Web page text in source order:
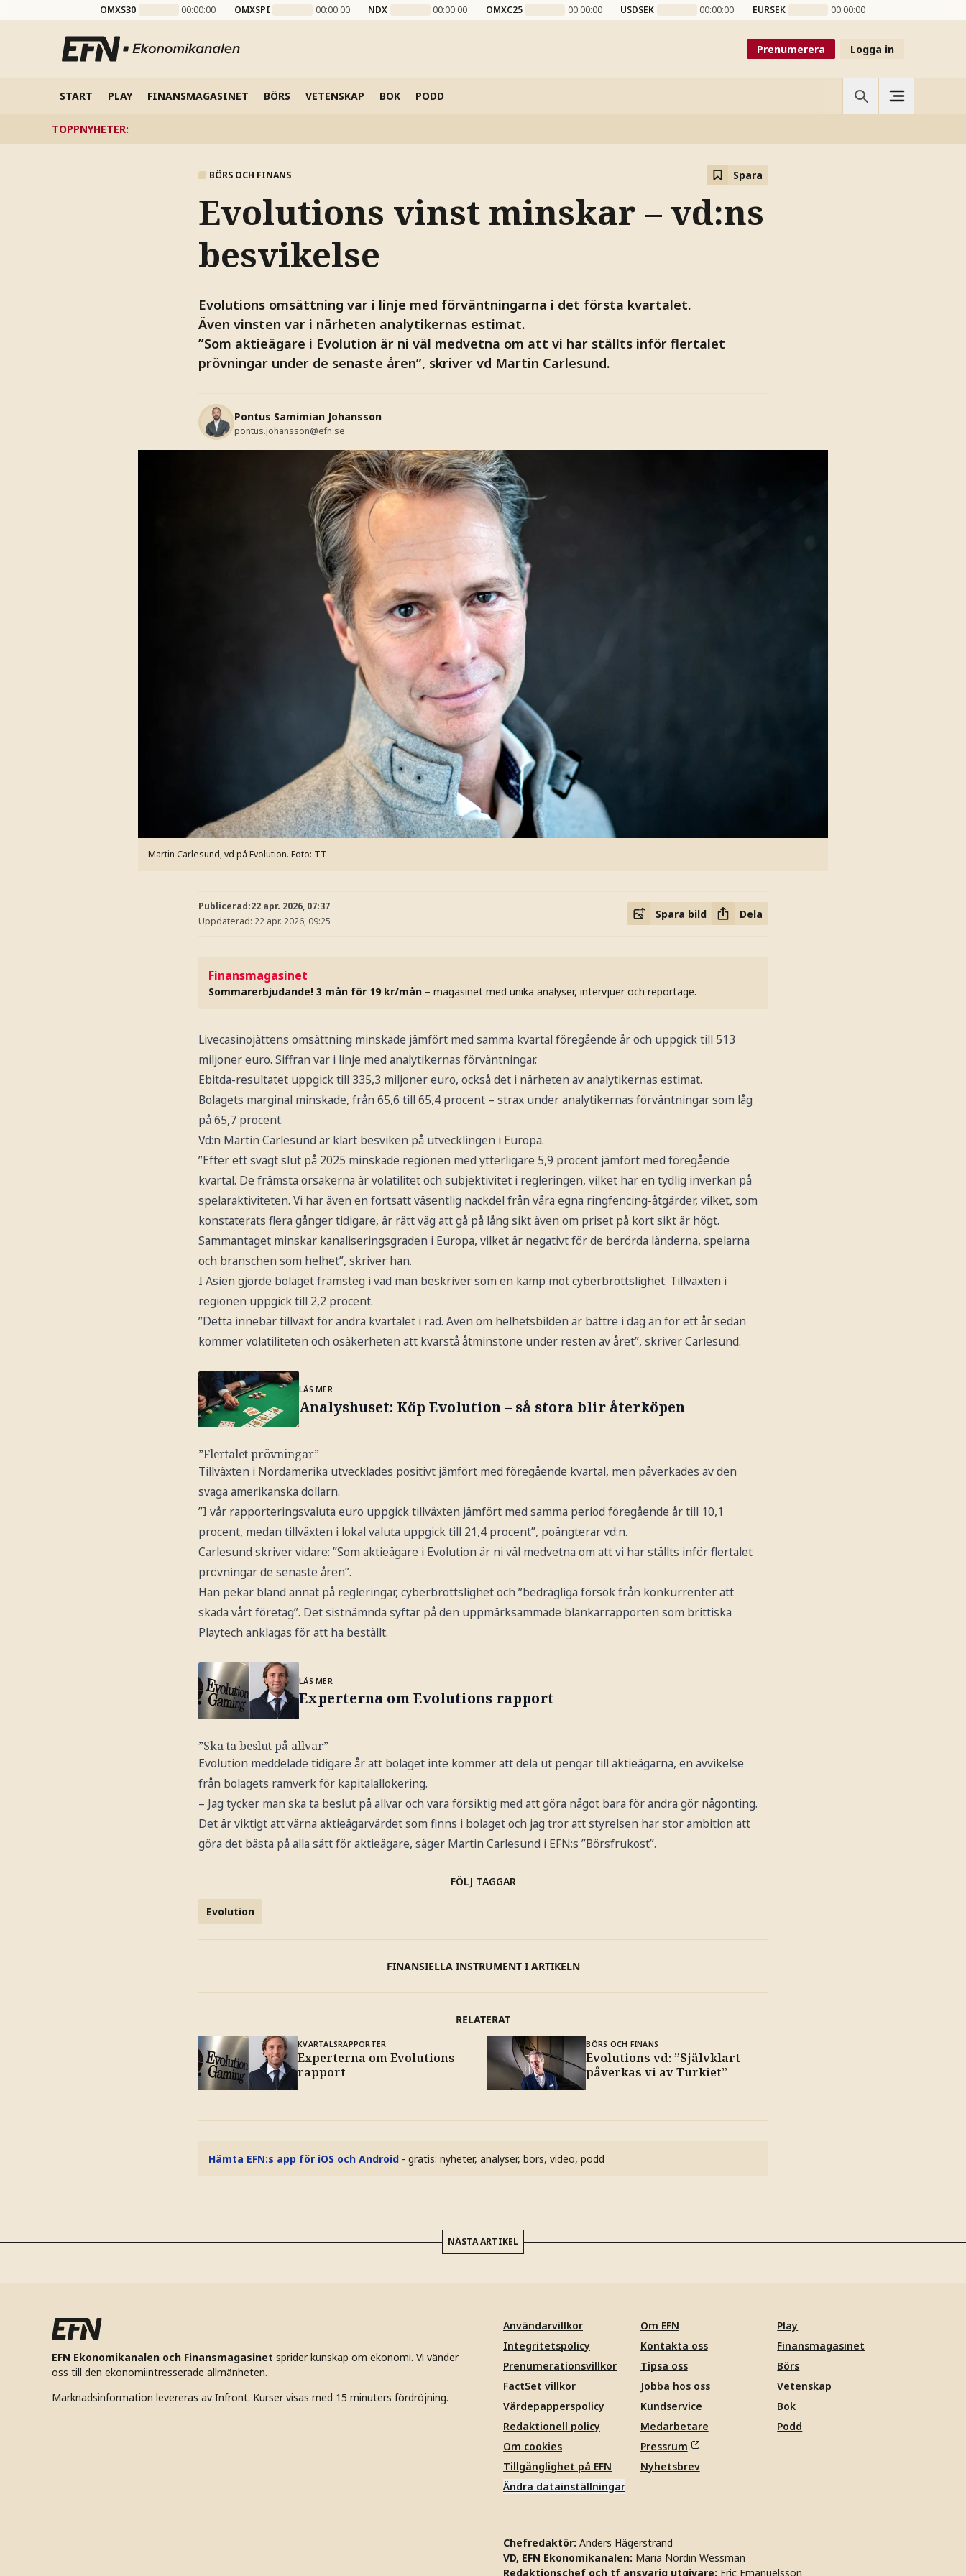
OMXS30 00:00:00 OMXSPI 00:00:00 NDX 00:00:00 OMXC25 00:00:00 USDSEK 00:00:00 EURSEK 00:00:00
Prenumerera Logga in
START PLAY FINANSMAGASINET BÖRS VETENSKAP BOK PODD
TOPPNYHETER:
BÖRS OCH FINANS Spara
Evolutions vinst minskar – vd:ns
besvikelse
Evolutions omsättning var i linje med förväntningarna i det första kvartalet.
Även vinsten var i närheten analytikernas estimat.
”Som aktieägare i Evolution är ni väl medvetna om att vi har ställts inför flertalet
prövningar under de senaste åren”, skriver vd Martin Carlesund.
Pontus Samimian Johansson
pontus.johansson@efn.se
Martin Carlesund, vd på Evolution. Foto: TT
Publicerad:22 apr. 2026, 07:37
Uppdaterad: 22 apr. 2026, 09:25
Spara bild Dela
Finansmagasinet
Sommarerbjudande! 3 mån för 19 kr/mån – magasinet med unika analyser, intervjuer och reportage.
Livecasinojättens omsättning minskade jämfört med samma kvartal föregående år och uppgick till 513
miljoner euro. Siffran var i linje med analytikernas förväntningar.
Ebitda-resultatet uppgick till 335,3 miljoner euro, också det i närheten av analytikernas estimat.
Bolagets marginal minskade, från 65,6 till 65,4 procent – strax under analytikernas förväntningar som låg
på 65,7 procent.
Vd:n Martin Carlesund är klart besviken på utvecklingen i Europa.
”Efter ett svagt slut på 2025 minskade regionen med ytterligare 5,9 procent jämfört med föregående
kvartal. De främsta orsakerna är volatilitet och subjektivitet i regleringen, vilket har en tydlig inverkan på
spelaraktiviteten. Vi har även en fortsatt väsentlig nackdel från våra egna ringfencing-åtgärder, vilket, som
konstaterats flera gånger tidigare, är rätt väg att gå på lång sikt även om priset på kort sikt är högt.
Sammantaget minskar kanaliseringsgraden i Europa, vilket är negativt för de berörda länderna, spelarna
och branschen som helhet”, skriver han.
I Asien gjorde bolaget framsteg i vad man beskriver som en kamp mot cyberbrottslighet. Tillväxten i
regionen uppgick till 2,2 procent.
”Detta innebär tillväxt för andra kvartalet i rad. Även om helhetsbilden är bättre i dag än för ett år sedan
kommer volatiliteten och osäkerheten att kvarstå åtminstone under resten av året”, skriver Carlesund.
LÄS MER
Analyshuset: Köp Evolution – så stora blir återköpen
”Flertalet prövningar”
Tillväxten i Nordamerika utvecklades positivt jämfört med föregående kvartal, men påverkades av den
svaga amerikanska dollarn.
”I vår rapporteringsvaluta euro uppgick tillväxten jämfört med samma period föregående år till 10,1
procent, medan tillväxten i lokal valuta uppgick till 21,4 procent”, poängterar vd:n.
Carlesund skriver vidare: ”Som aktieägare i Evolution är ni väl medvetna om att vi har ställts inför flertalet
prövningar de senaste åren”.
Han pekar bland annat på regleringar, cyberbrottslighet och ”bedrägliga försök från konkurrenter att
skada vårt företag”. Det sistnämnda syftar på den uppmärksammade blankarrapporten som brittiska
Playtech anklagas för att ha beställt.
LÄS MER
Experterna om Evolutions rapport
”Ska ta beslut på allvar”
Evolution meddelade tidigare år att bolaget inte kommer att dela ut pengar till aktieägarna, en avvikelse
från bolagets ramverk för kapitalallokering.
– Jag tycker man ska ta beslut på allvar och vara försiktig med att göra något bara för andra gör någonting.
Det är viktigt att värna aktieägarvärdet som finns i bolaget och jag tror att styrelsen har stor ambition att
göra det bästa på alla sätt för aktieägare, säger Martin Carlesund i EFN:s ”Börsfrukost”.
FÖLJ TAGGAR
Evolution
FINANSIELLA INSTRUMENT I ARTIKELN
RELATERAT
KVARTALSRAPPORTER
Experterna om Evolutions
rapport
BÖRS OCH FINANS
Evolutions vd: ”Självklart
påverkas vi av Turkiet”
Hämta EFN:s app för iOS och Android - gratis: nyheter, analyser, börs, video, podd
NÄSTA ARTIKEL
EFN Ekonomikanalen och Finansmagasinet sprider kunskap om ekonomi. Vi vänder
oss till den ekonomiintresserade allmänheten.
Marknadsinformation levereras av Infront. Kurser visas med 15 minuters fördröjning.
Användarvillkor
Integritetspolicy
Prenumerationsvillkor
FactSet villkor
Värdepapperspolicy
Redaktionell policy
Om cookies
Tillgänglighet på EFN
Ändra datainställningar
Om EFN
Kontakta oss
Tipsa oss
Jobba hos oss
Kundservice
Medarbetare
Pressrum
Nyhetsbrev
Play
Finansmagasinet
Börs
Vetenskap
Bok
Podd
Chefredaktör: Anders Hägerstrand
VD, EFN Ekonomikanalen: Maria Nordin Wessman
Redaktionschef och tf ansvarig utgivare: Eric Emanuelsson